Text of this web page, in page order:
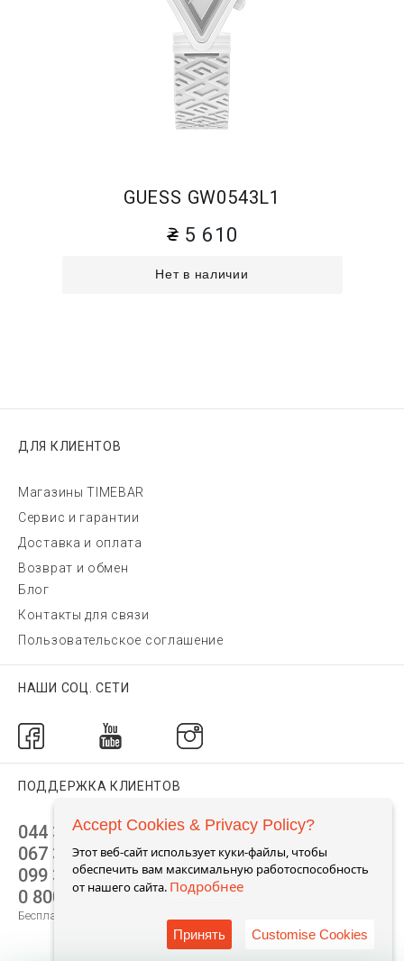
GUESS GW0543L1
5 610
Нет в наличии
ДЛЯ КЛИЕНТОВ
Магазины TIMEBAR
Сервис и гарантии
Доставка и оплата
Возврат и обмен
Блог
Контакты для связи
Пользовательское соглашение
НАШИ СОЦ. СЕТИ
ПОДДЕРЖКА КЛИЕНТОВ
044 392 44 45
067 344 14 44 (viber)
099 399 23 80
0 800 305 805
Бесплатно по Украине
Accept Cookies & Privacy Policy?
Этот веб-сайт использует куки-файлы, чтобы
обеспечить вам максимальную работоспособность
от нашего сайта. Подробнее
Принять Customise Cookies